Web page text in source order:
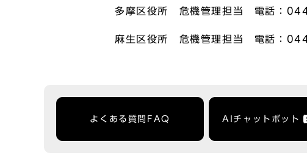
多摩区役所 危機管理担当 電話：
麻生区役所 危機管理担当 電話：
よくある質問FAQ AIチャットボット